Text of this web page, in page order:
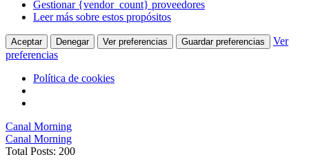
Gestionar {vendor_count} proveedores
Leer más sobre estos propósitos
Aceptar Denegar Ver preferencias Guardar preferencias
Ver
preferencias
Política de cookies
Canal Morning
Canal Morning
Total Posts: 200